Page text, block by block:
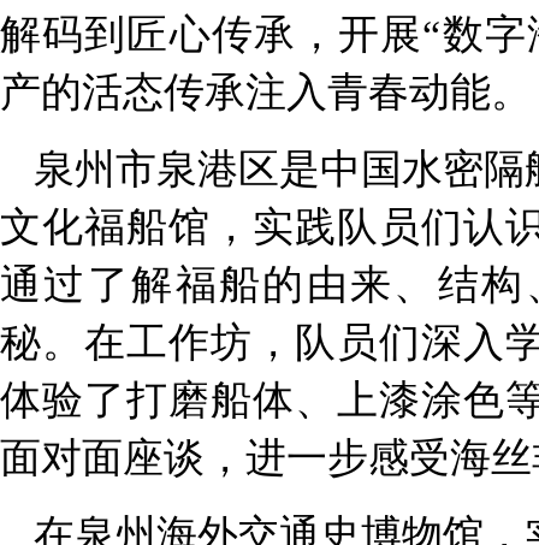
解码到匠心传承，开展“数
产的活态传承注入青春动能。
泉州市泉港区是中国水密
文化福船馆，实践队员们认
通过了解福船的由来、结
秘。在工作坊，队员们深入
体验了打磨船体、上漆涂色
面对面座谈，进一步感受海
在泉州海外交通史博物馆